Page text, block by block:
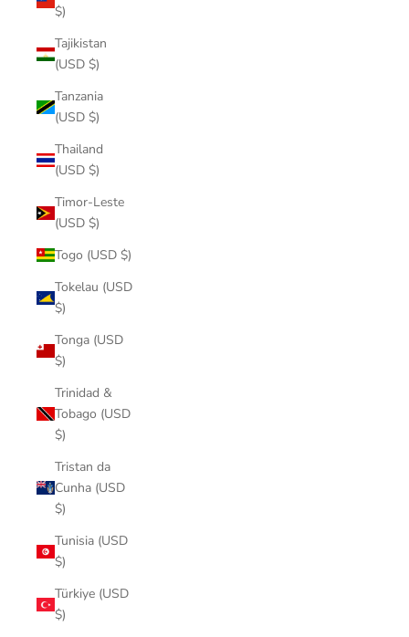
$)
Tajikistan
(USD $)
Tanzania
(USD $)
Thailand
(USD $)
Timor-Leste
(USD $)
Togo (USD $)
Tokelau (USD
$)
Tonga (USD
$)
Trinidad &
Tobago (USD
$)
Tristan da
Cunha (USD
$)
Tunisia (USD
$)
Türkiye (USD
$)